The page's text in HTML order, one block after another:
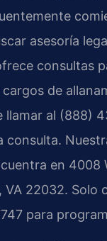
asesoría
consultas
de
llamar al (888)
consulta.
en 4008
22032. Solo
para